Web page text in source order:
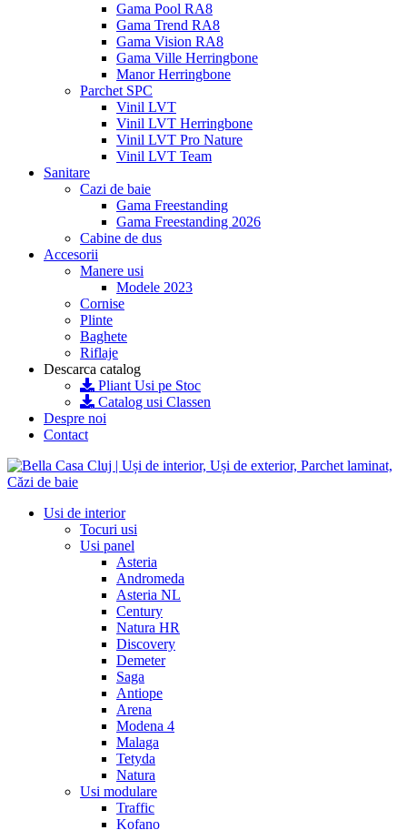
Gama Pool RA8
Gama Trend RA8
Gama Vision RA8
Gama Ville Herringbone
Manor Herringbone
Parchet SPC
Vinil LVT
Vinil LVT Herringbone
Vinil LVT Pro Nature
Vinil LVT Team
Sanitare
Cazi de baie
Gama Freestanding
Gama Freestanding 2026
Cabine de dus
Accesorii
Manere usi
Modele 2023
Cornise
Plinte
Baghete
Riflaje
Descarca catalog
Pliant Usi pe Stoc
Catalog usi Classen
Despre noi
Contact
Usi de interior
Tocuri usi
Usi panel
Asteria
Andromeda
Asteria NL
Century
Natura HR
Discovery
Demeter
Saga
Antiope
Arena
Modena 4
Malaga
Tetyda
Natura
Usi modulare
Traffic
Kofano